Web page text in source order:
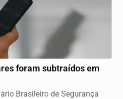
foram subtraídos em
Brasileiro de Segurança